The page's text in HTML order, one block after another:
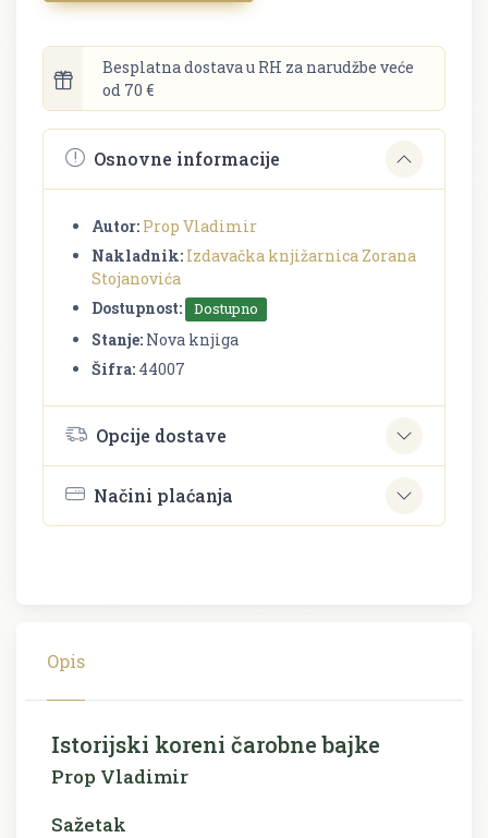
Besplatna dostava u RH za narudžbe veće
od 70 €
Osnovne informacije
Autor: Prop Vladimir
Nakladnik: Izdavačka knjižarnica Zorana
Stojanovića
Dostupnost:
Dostupno
Stanje: Nova knjiga
Šifra: 44007
Opcije dostave
Načini plaćanja
Opis
Istorijski koreni čarobne bajke
Prop Vladimir
Sažetak